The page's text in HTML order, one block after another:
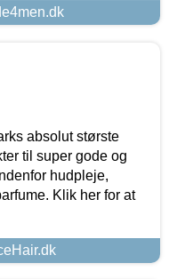
absolut største
til super gode og
hudpleje,
Klik her for at